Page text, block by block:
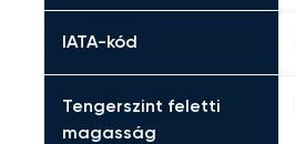
IATA-kód
Tengerszint feletti
magasság